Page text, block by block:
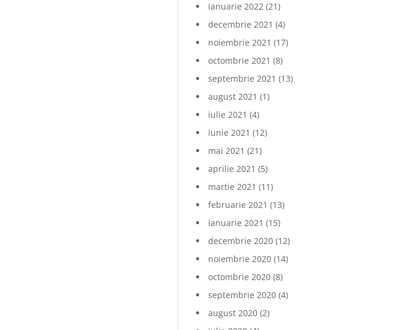
ianuarie 2022 (21)
decembrie 2021 (4)
noiembrie 2021 (17)
octombrie 2021 (8)
septembrie 2021 (13)
august 2021 (1)
iulie 2021 (4)
iunie 2021 (12)
mai 2021 (21)
aprilie 2021 (5)
martie 2021 (11)
februarie 2021 (13)
ianuarie 2021 (15)
decembrie 2020 (12)
noiembrie 2020 (14)
octombrie 2020 (8)
septembrie 2020 (4)
august 2020 (2)